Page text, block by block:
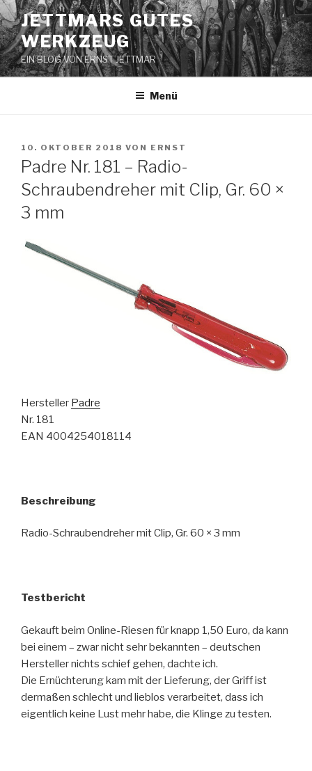
Zum
Inhalt
springen
JETTMARS GUTES
WERKZEUG
EIN BLOG VON ERNST JETTMAR
Menü
VERÖFFENTLICHT
AM
10. OKTOBER 2018 VON ERNST
Padre Nr. 181 – Radio-
Schraubendreher mit Clip, Gr. 60 ×
3 mm
Hersteller Padre
Nr. 181
EAN 4004254018114
Beschreibung
Radio-Schraubendreher mit Clip, Gr. 60 × 3 mm
Testbericht
Gekauft beim Online-Riesen für knapp 1,50 Euro, da kann
bei einem – zwar nicht sehr bekannten – deutschen
Hersteller nichts schief gehen, dachte ich.
Die Ernüchterung kam mit der Lieferung, der Griff ist
dermaßen schlecht und lieblos verarbeitet, dass ich
eigentlich keine Lust mehr habe, die Klinge zu testen.